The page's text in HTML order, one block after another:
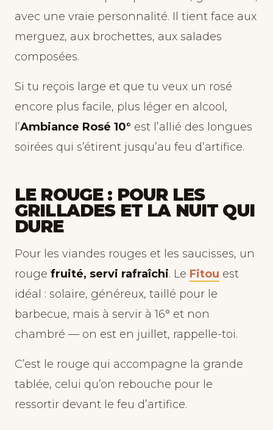
avec une vraie personnalité. Il tient face aux
merguez, aux brochettes, aux salades
composées.
Si tu reçois large et que tu veux un rosé
encore plus facile, plus léger en alcool,
l’Ambiance Rosé 10° est l’allié des longues
soirées qui s’étirent jusqu’au feu d’artifice.
LE ROUGE : POUR LES
GRILLADES ET LA NUIT QUI
DURE
Pour les viandes rouges et les saucisses, un
rouge fruité, servi rafraîchi. Le Fitou est
idéal : solaire, généreux, taillé pour le
barbecue, mais à servir à 16° et non
chambré — on est en juillet, rappelle-toi.
C’est le rouge qui accompagne la grande
tablée, celui qu’on rebouche pour le
ressortir devant le feu d’artifice.